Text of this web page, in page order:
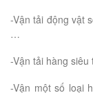
-Vận tải động vật
…
-Vận tải hàng
-Vận một số loại